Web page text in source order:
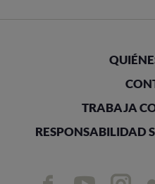
TRABAJA
RESPONSABILIDAD